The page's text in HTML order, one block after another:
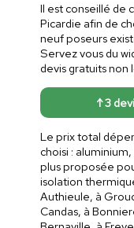
Il est conseillé de
Picardie afin de
neuf poseurs
Servez vous du
devis gratuits
↑ 3
Le prix total
choisi :
plus proposée
isolation
Authieule, à
Candas, à